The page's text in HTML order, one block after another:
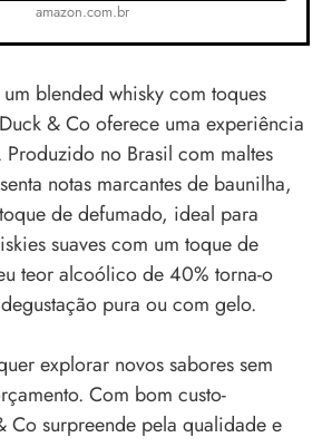
amazon.com.br
blended whisky com toques
& Co oferece uma experiência
Produzido no Brasil com maltes
notas marcantes de baunilha,
de defumado, ideal para
suaves com um toque de
teor alcoólico de 40% torna-o
pura ou com gelo.
explorar novos sabores sem
Com bom custo-
Co surpreende pela qualidade e